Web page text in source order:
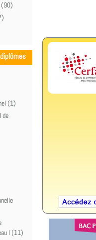
(90)
(1)
de
I (11)